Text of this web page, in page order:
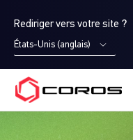
Rediriger vers votre site ?
États-Unis (anglais)
COROS FR